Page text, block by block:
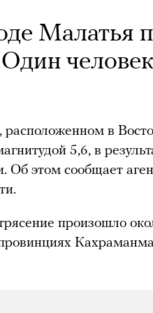
Малатья
в
5,6, в
Об этом сообщает
произошло